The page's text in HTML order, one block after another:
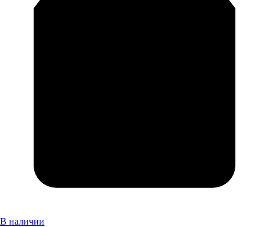
В наличии